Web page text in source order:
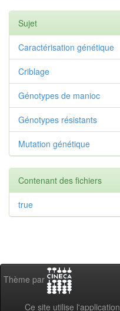
Sujet
Caractérisation génétique
Criblage
Génotypes de manioc
Génotypes résistants
Mutation génétique
Contenant des fichiers
true
Thème par
Ce site utilise l'application